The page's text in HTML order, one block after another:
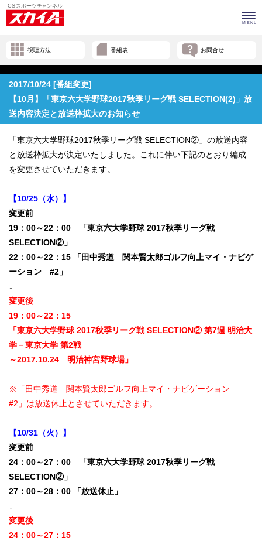
視聴方法 番組表 お問合せ
2017/10/24 [番組変更]
【10月】「東京六大学野球2017秋季リーグ戦 SELECTION(2)」放
送内容決定と放送枠拡大のお知らせ
「東京六大学野球2017秋季リーグ戦 SELECTION②」の放送内容
と放送枠拡大が決定いたしました。これに伴い下記のとおり編成
を変更させていただきます。
【10/25（水）】
変更前
19：00～22：00 「東京六大学野球 2017秋季リーグ戦
SELECTION②」
22：00～22：15 「田中秀道 関本賢太郎ゴルフ向上マイ・ナビゲ
ーション #2」
↓
変更後
19：00～22：15
「東京六大学野球 2017秋季リーグ戦 SELECTION② 第7週 明治大
学－東京大学 第2戦
～2017.10.24 明治神宮野球場」
※「田中秀道 関本賢太郎ゴルフ向上マイ・ナビゲーション
#2」は放送休止とさせていただきます。
【10/31（火）】
変更前
24：00～27：00 「東京六大学野球 2017秋季リーグ戦
SELECTION②」
27：00～28：00 「放送休止」
↓
変更後
24：00～27：15